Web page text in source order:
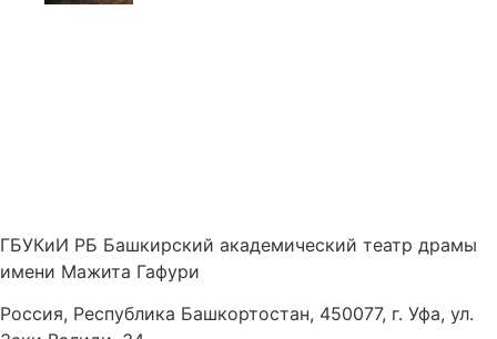
ГБУКиИ РБ Башкирский академический театр драмы
имени Мажита Гафури
Россия, Республика Башкортостан, 450077, г. Уфа, ул.